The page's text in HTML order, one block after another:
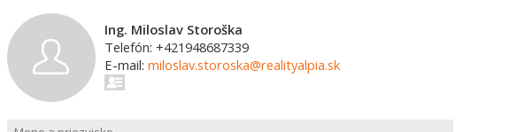
Ing. Miloslav Storoška
Telefón: +421948687339
E-mail: miloslav.storoska@realityalpia.sk